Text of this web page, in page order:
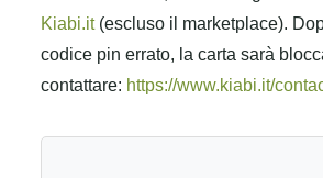
Kiabi.it(escluso il marketplace).
codice pin errato, la carta sarà
contattare: https://www.kiabi.it/